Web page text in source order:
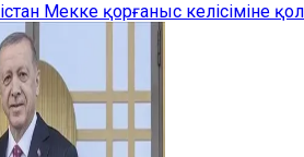
Мекке қорғаныс келісіміне